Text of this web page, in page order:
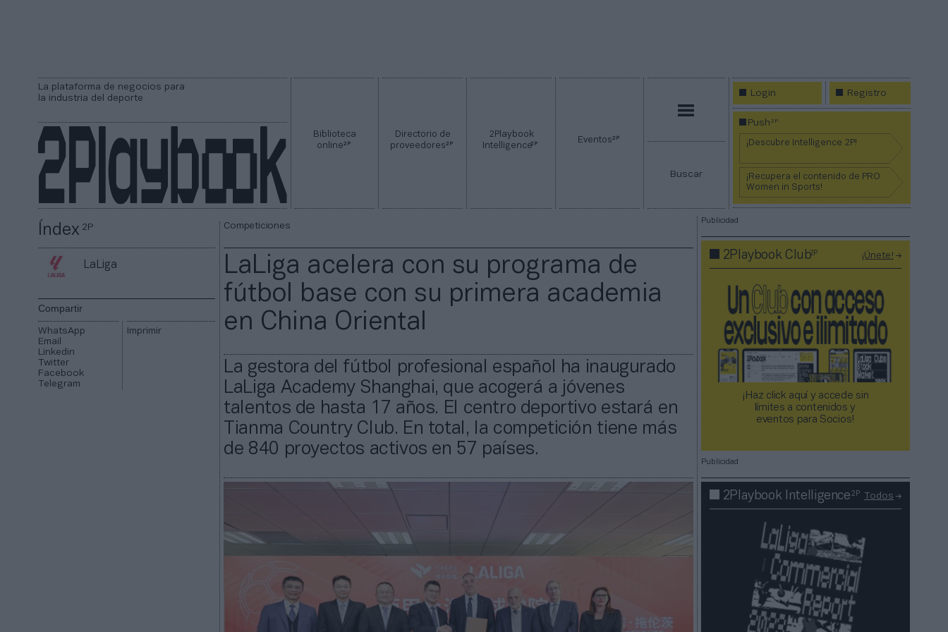
La plataforma de negocios para
la industria del deporte
Biblioteca
online2P
Directorio de
proveedores2P
2Playbook
Intelligence2P Eventos2P
Buscar
Login Registro
Push2P
¡Descubre Intelligence 2P!
¡Recupera el contenido de PRO
Women in Sports!
Índex2P
LaLiga
Compartir
WhatsApp
Email
Linkedin
Twitter
Facebook
Telegram
Imprimir
Competiciones
LaLiga acelera con su programa de
fútbol base con su primera academia
en China Oriental
La gestora del fútbol profesional español ha inaugurado
LaLiga Academy Shanghai, que acogerá a jóvenes
talentos de hasta 17 años. El centro deportivo estará en
Tianma Country Club. En total, la competición tiene más
de 840 proyectos activos en 57 países.
Publicidad
2Playbook Club2P ¡Únete!
¡Haz click aquí y accede sin
límites a contenidos y
eventos para Socios!​​​​​​​
Publicidad
2Playbook Intelligence2P Todos